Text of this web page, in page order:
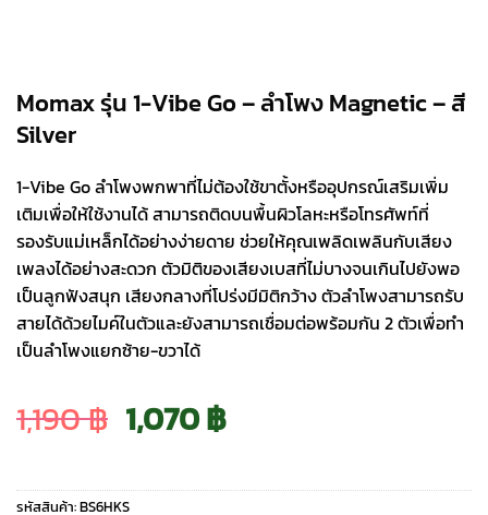
Momax รุ่น 1-Vibe Go – ลำโพง Magnetic – สี
Silver
1-Vibe Go ลำโพงพกพาที่ไม่ต้องใช้ขาตั้งหรืออุปกรณ์เสริมเพิ่ม
เติมเพื่อให้ใช้งานได้ สามารถติดบนพื้นผิวโลหะหรือโทรศัพท์ที่
รองรับแม่เหล็กได้อย่างง่ายดาย ช่วยให้คุณเพลิดเพลินกับเสียง
เพลงได้อย่างสะดวก ตัวมิติของเสียงเบสที่ไม่บางจนเกินไปยังพอ
เป็นลูกฟังสนุก เสียงกลางที่โปร่งมีมิติกว้าง ตัวลำโพงสามารถรับ
สายได้ด้วยไมค์ในตัวและยังสามารถเชื่อมต่อพร้อมกัน 2 ตัวเพื่อทำ
เป็นลำโพงแยกซ้าย-ขวาได้
1,190฿ Original
price
1,070฿Current
price
รหัสสินค้า:BS6HKS